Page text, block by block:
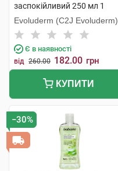
заспокійливий 250 мл 1
флакон
Evoluderm (C2J Evoluderm)
Є в наявності
від 260.00 182.00 грн
КУПИТИ
−30%